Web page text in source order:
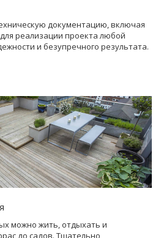
документацию, включая
реализации проекта любой
и безупречного результата.
можно жить, отдыхать и